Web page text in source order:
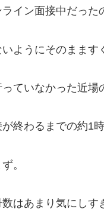
イン面接中だった
いようにそのまま
ていなかった近場
終わるまでの約1
。
はあまり気にしす